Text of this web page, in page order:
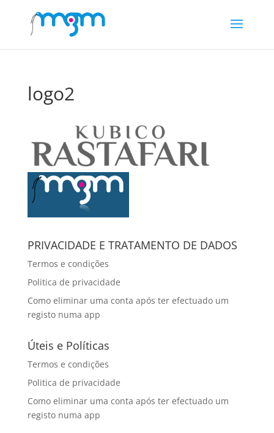
logo2
PRIVACIDADE E TRATAMENTO DE DADOS
Termos e condições
Politica de privacidade
Como eliminar uma conta após ter efectuado um
registo numa app
Úteis e Políticas
Termos e condições
Politica de privacidade
Como eliminar uma conta após ter efectuado um
registo numa app